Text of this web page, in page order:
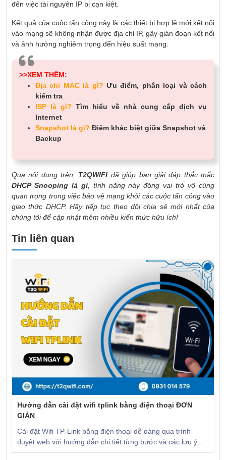
đến việc tài nguyên IP bị cạn kiệt.
Kết quả của cuộc tấn công này là các thiết bị hợp lệ mới kết nối
vào mạng sẽ không nhận được địa chỉ IP, gây gián đoạn kết nối
và ảnh hưởng nghiêm trọng đến hiệu suất mạng.
>>XEM THÊM:
Địa chỉ MAC là gì? Ưu điểm, phân loại và cách
kiểm tra
ISP là gì? Tìm hiểu về nhà cung cấp dịch vụ
Internet
Snapshot là gì? Điểm khác biệt giữa Snapshot và
Backup
Qua nội dung trên, T2QWIFI đã giúp bạn giải đáp thắc mắc
DHCP Snooping là gì, tính năng này đóng vai trò vô cùng
quan trọng trong việc bảo vệ mạng khỏi các cuộc tấn công vào
giao thức DHCP. Hãy tiếp tục theo dõi chia sẻ mới nhất của
chúng tôi để cập nhật thêm nhiều kiến thức hữu ích!
Tin liên quan
Hướng dẫn cài đặt wifi tplink bằng điện thoại ĐƠN
GIẢN
Cài đặt Wifi TP-Link bằng điện thoại dễ dàng qua trình
duyệt web với hướng dẫn chi tiết từng bước và các lưu ý
quan trọng. CLICK để xem!